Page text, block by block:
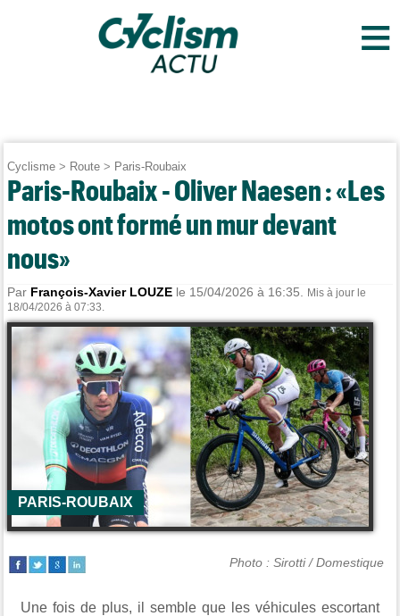
≡
Cyclisme > Route > Paris-Roubaix
Paris-Roubaix - Oliver Naesen : «Les
motos ont formé un mur devant
nous»
Par François-Xavier LOUZE le 15/04/2026 à 16:35.
Mis à jour le
18/04/2026 à 07:33.
PARIS-ROUBAIX
Photo : Sirotti / Domestique
Une fois de plus, il semble que les véhicules escortant